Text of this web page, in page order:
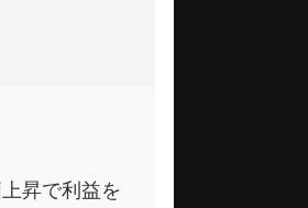
昇で利益を